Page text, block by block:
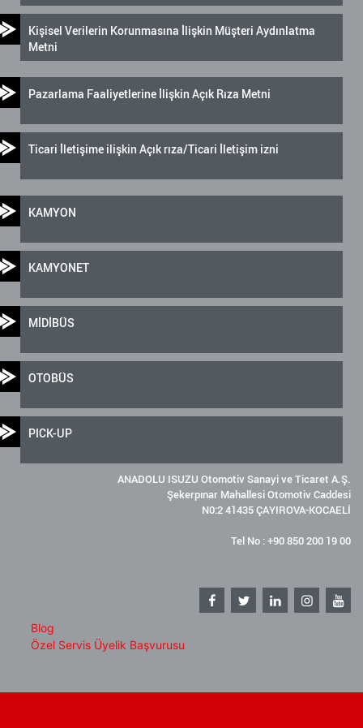
Kişisel Verilerin Korunmasına İlişkin Müşteri Aydınlatma
Metni
Pazarlama Faaliyetlerine İlişkin Açık Rıza Metni
Ticari İletişime ilişkin Açık rıza/Ticari İletişim izni
KAMYON
KAMYONET
MİDİBÜS
OTOBÜS
PICK-UP
ANADOLU ISUZU Otomotiv Sanayi ve Ticaret A.Ş.
Şekerpınar Mahallesi Otomotiv Caddesi
N0:2 41435 ÇAYIROVA-KOCAELİ
Tel No : +90 850 200 19 00
Blog
Özel Servis Üyelik Başvurusu